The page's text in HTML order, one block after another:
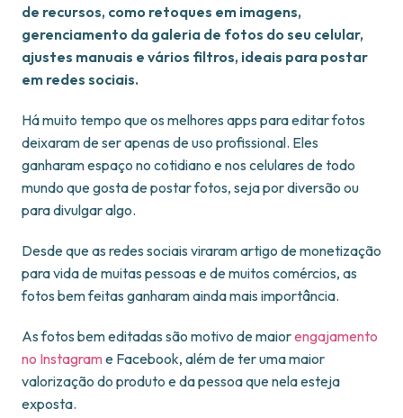
de recursos, como retoques em imagens,
gerenciamento da galeria de fotos do seu celular,
ajustes manuais e vários filtros, ideais para postar
em redes sociais.
Há muito tempo que os melhores apps para editar fotos
deixaram de ser apenas de uso profissional. Eles
ganharam espaço no cotidiano e nos celulares de todo
mundo que gosta de postar fotos, seja por diversão ou
para divulgar algo.
Desde que as redes sociais viraram artigo de monetização
para vida de muitas pessoas e de muitos comércios, as
fotos bem feitas ganharam ainda mais importância.
As fotos bem editadas são motivo de maiorengajamento
no Instagrame Facebook, além de ter uma maior
valorização do produto e da pessoa que nela esteja
exposta.